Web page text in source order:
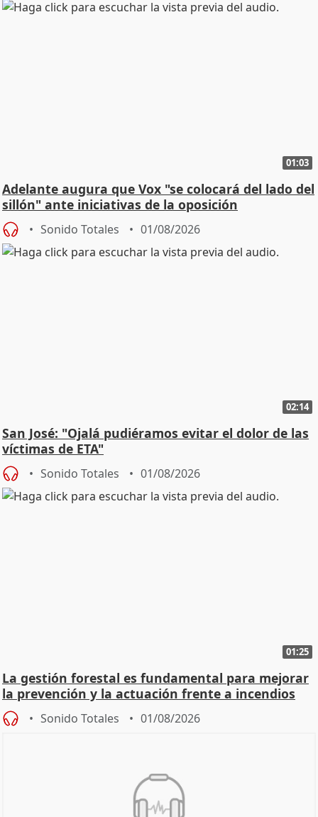
01:03
Adelante augura que Vox "se colocará del lado del
sillón" ante iniciativas de la oposición
Sonido Totales 01/08/2026
02:14
San José: "Ojalá pudiéramos evitar el dolor de las
víctimas de ETA"
Sonido Totales 01/08/2026
01:25
La gestión forestal es fundamental para mejorar
la prevención y la actuación frente a incendios
Sonido Totales 01/08/2026